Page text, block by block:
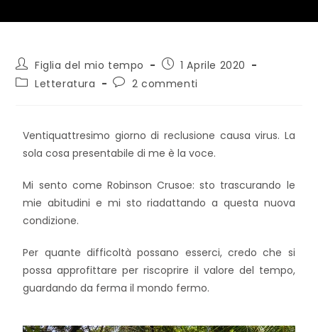
Figlia del mio tempo
1 Aprile 2020
Letteratura
2 commenti
Ventiquattresimo giorno di reclusione causa virus. La
sola cosa presentabile di me è la voce.
Mi sento come Robinson Crusoe: sto trascurando le
mie abitudini e mi sto riadattando a questa nuova
condizione.
Per quante difficoltà possano esserci, credo che si
possa approfittare per riscoprire il valore del tempo,
guardando da ferma il mondo fermo.